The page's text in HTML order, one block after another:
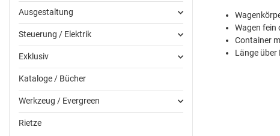
Wagen fein
Container
Länge über
Ausgestaltung
Steuerung / Elektrik
Exklusiv
Kataloge / Bücher
Werkzeug / Evergreen
Rietze